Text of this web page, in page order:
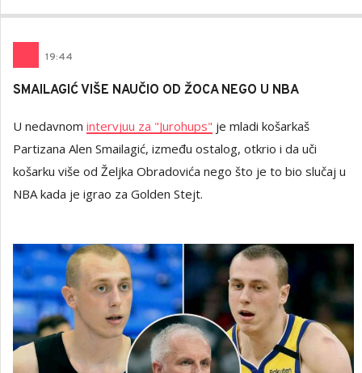
19:44
SMAILAGIĆ VIŠE NAUČIO OD ŽOCA NEGO U NBA
U nedavnom intervjuu za "Jurohups" je mladi košarkaš
Partizana Alen Smailagić, između ostalog, otkrio i da uči
košarku više od Željka Obradovića nego što je to bio slučaj u
NBA kada je igrao za Golden Stejt.